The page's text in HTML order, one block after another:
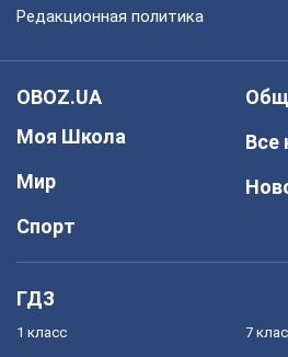
Редакционная политика
OBOZ.UA
Моя Школа
Мир
Спорт
Все
ГДЗ
1 класс 7